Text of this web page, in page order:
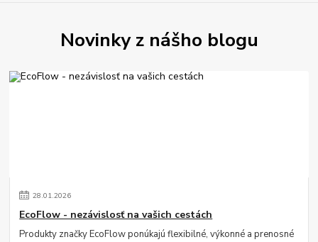
Novinky z nášho blogu
28.01.2026
EcoFlow - nezávislosť na vašich cestách
Produkty značky EcoFlow ponúkajú flexibilné, výkonné a prenosné